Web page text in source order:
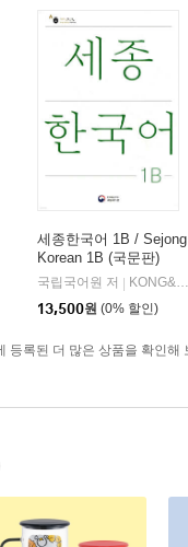
세종한국어 1B / Sejong
Korean 1B (국문판)
국립국어원 저
KONG&PARK
13,500원 (0% 할인)
등록된 더 많은 상품을 확인해